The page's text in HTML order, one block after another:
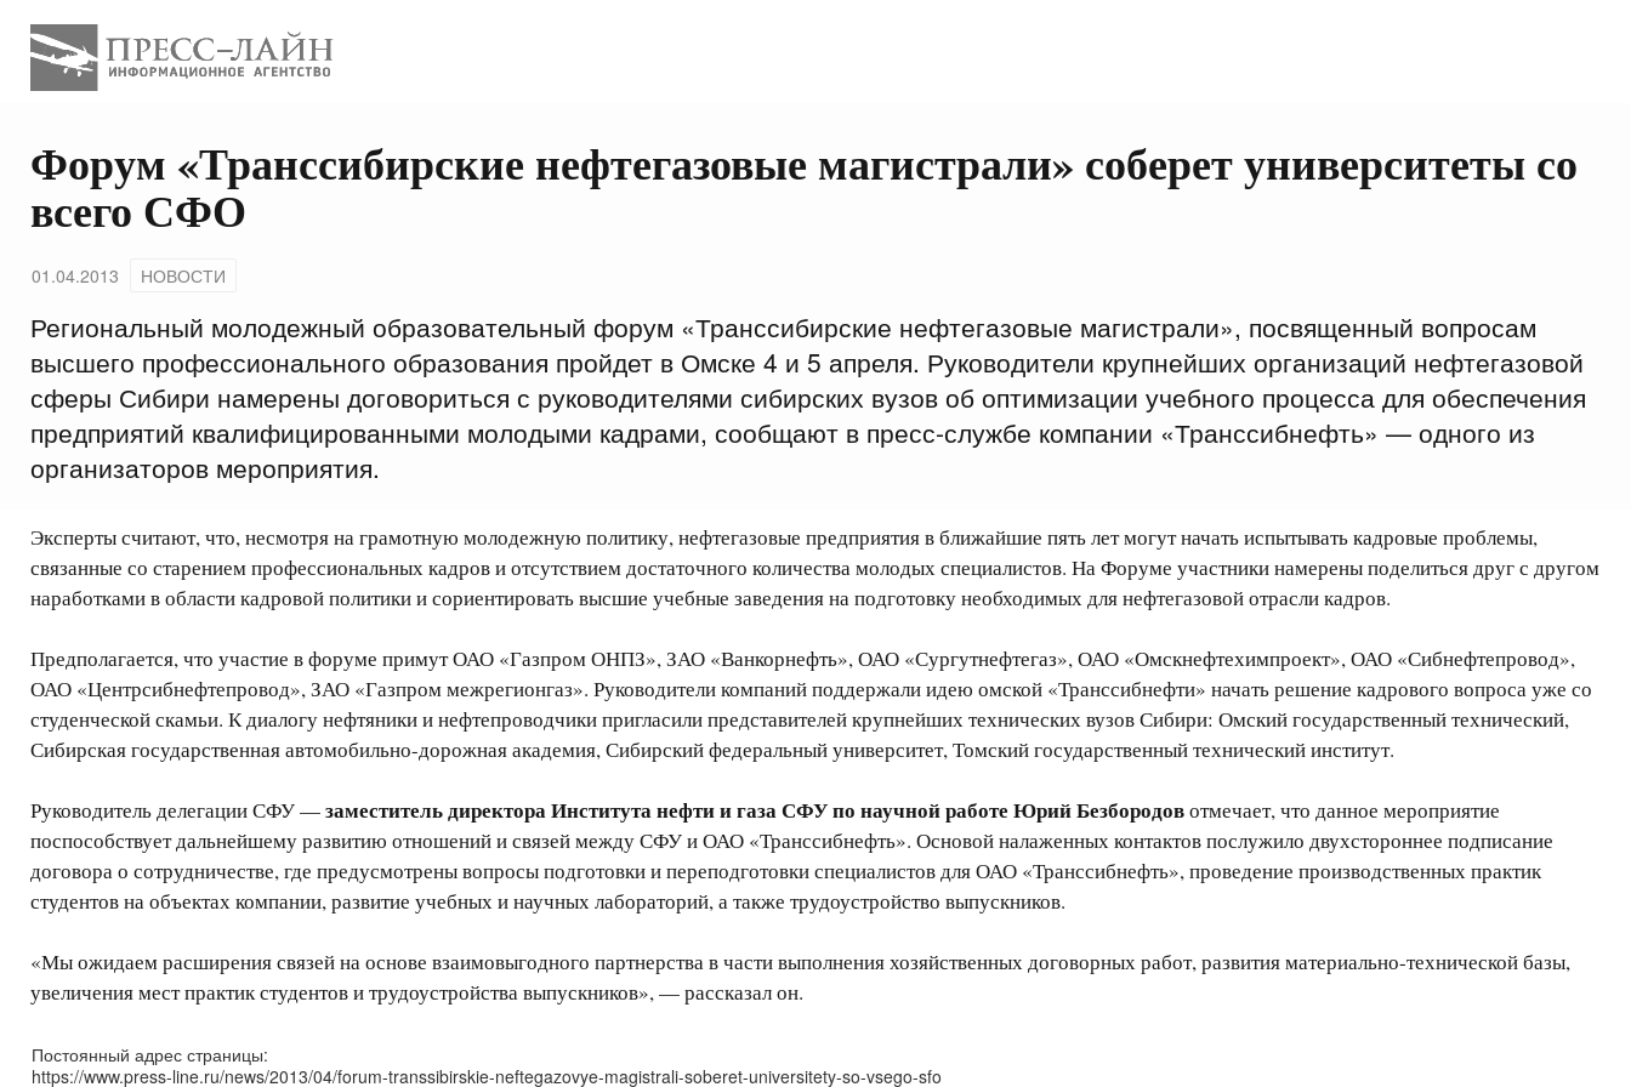
Форум «Транссибирские нефтегазовые магистрали» соберет университеты со
всего СФО
01.04.2013 НОВОСТИ
Региональный молодежный образовательный форум «Транссибирские нефтегазовые магистрали», посвященный вопросам
высшего профессионального образования пройдет в Омске 4 и 5 апреля. Руководители крупнейших организаций нефтегазовой
сферы Сибири намерены договориться с руководителями сибирских вузов об оптимизации учебного процесса для обеспечения
предприятий квалифицированными молодыми кадрами, сообщают в пресс-службе компании «Транссибнефть» — одного из
организаторов мероприятия.
Эксперты считают, что, несмотря на грамотную молодежную политику, нефтегазовые предприятия в ближайшие пять лет могут начать испытывать кадровые проблемы,
связанные со старением профессиональных кадров и отсутствием достаточного количества молодых специалистов. На Форуме участники намерены поделиться друг с другом
наработками в области кадровой политики и сориентировать высшие учебные заведения на подготовку необходимых для нефтегазовой отрасли кадров.
Предполагается, что участие в форуме примут ОАО «Газпром ОНПЗ», ЗАО «Ванкорнефть», ОАО «Сургутнефтегаз», ОАО «Омскнефтехимпроект», ОАО «Сибнефтепровод»,
ОАО «Центрсибнефтепровод», ЗАО «Газпром межрегионгаз». Руководители компаний поддержали идею омской «Транссибнефти» начать решение кадрового вопроса уже со
студенческой скамьи. К диалогу нефтяники и нефтепроводчики пригласили представителей крупнейших технических вузов Сибири: Омский государственный технический,
Сибирская государственная автомобильно-дорожная академия, Сибирский федеральный университет, Томский государственный технический институт.
Руководитель делегации СФУ —заместитель директора Института нефти и газа СФУ по научной работе Юрий Безбородовотмечает, что данное мероприятие
поспособствует дальнейшему развитию отношений и связей между СФУ и ОАО «Транссибнефть». Основой налаженных контактов послужило двухстороннее подписание
договора о сотрудничестве, где предусмотрены вопросы подготовки и переподготовки специалистов для ОАО «Транссибнефть», проведение производственных практик
студентов на объектах компании, развитие учебных и научных лабораторий, а также трудоустройство выпускников.
«Мы ожидаем расширения связей на основе взаимовыгодного партнерства в части выполнения хозяйственных договорных работ, развития материально-технической базы,
увеличения мест практик студентов и трудоустройства выпускников», — рассказал он.
Постоянный адрес страницы:
https://www.press-line.ru/news/2013/04/forum-transsibirskie-neftegazovye-magistrali-soberet-universitety-so-vsego-sfo